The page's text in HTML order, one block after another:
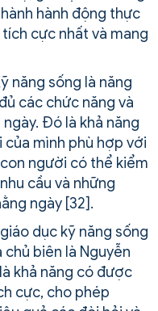
hành động thực
tích cực nhất và mang
năng sống là năng
các chức năng và
Đó là khả năng
của mình phù hợp với
người có thể kiểm
cầu và những
ngày [32].
dục kỹ năng sống
chủ biên là Nguyễn
khả năng có được
cực, cho phép